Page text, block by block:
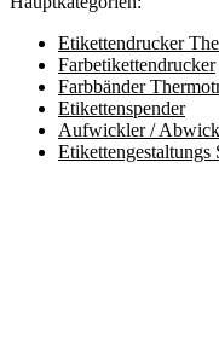
Etikettendrucker
Farbetikettendrucker
Farbbänder
Etikettenspender
Aufwickler /
Etikettengestaltungs